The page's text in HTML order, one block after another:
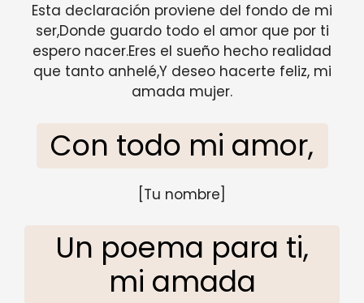
Esta declaración proviene del fondo de mi
ser,Donde guardo todo el amor que por ti
espero nacer.Eres el sueño hecho realidad
que tanto anhelé,Y deseo hacerte feliz, mi
amada mujer.
Con todo mi amor,
[Tu nombre]
Un poema para ti,
mi amada